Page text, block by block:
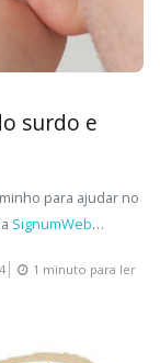
surdo e
para ajudar no
SignumWeb…
4 1 minuto para ler